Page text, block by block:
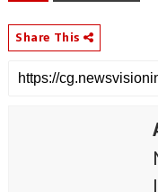
Share This